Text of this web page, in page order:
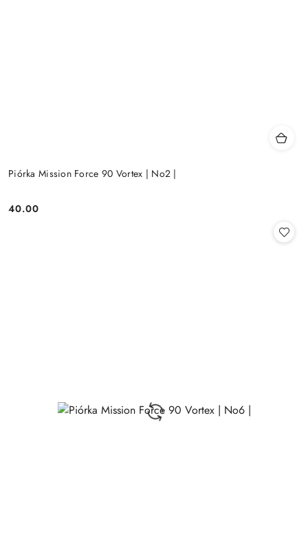
Piórka Mission Force 90 Vortex | No2 |
Cena:
40.00